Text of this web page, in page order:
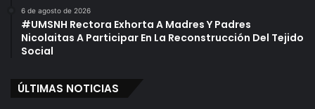
6 de agosto de 2026
#UMSNH Rectora Exhorta A Madres Y Padres
Nicolaitas A Participar En La Reconstrucción Del Tejido
Social
ÚLTIMAS NOTICIAS